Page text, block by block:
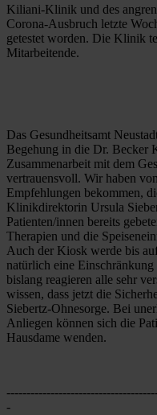
Kiliani-Klinik und des
Corona-Ausbruch letzte
getestet worden. Die Klinik
Mitarbeitende.
Das Gesundheitsamt
Begehung in die Dr. Becker
Zusammenarbeit mit dem
vertrauensvoll. Wir haben
Empfehlungen bekommen,
Klinikdirektorin Ursula
Patienten/innen bereits
Therapien und die
Auch der Kiosk werde bis
natürlich eine
bislang reagieren alle sehr
wissen, dass jetzt die
Siebertz-Ohnesorge. Bei
Anliegen können sich die
Hausdame wenden.
-